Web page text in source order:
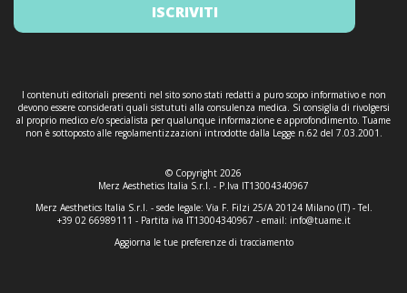
ISCRIVITI
I contenuti editoriali presenti nel sito sono stati redatti a puro scopo informativo e non
devono essere considerati quali sistututi alla consulenza medica. Si consiglia di rivolgersi
al proprio medico e/o specialista per qualunque informazione e approfondimento. Tuame
non è sottoposto alle regolamentizzazioni introdotte dalla Legge n.62 del 7.03.2001.
© Copyright 2026
Merz Aesthetics Italia S.r.l. - P.Iva IT13004340967
Merz Aesthetics Italia S.r.l. - sede legale: Via F. Filzi 25/A 20124 Milano (IT) - Tel.
+39 02 66989111 - Partita iva IT13004340967 - email: info@tuame.it
Aggiorna le tue preferenze di tracciamento